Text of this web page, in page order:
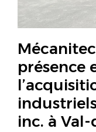
présence
inc. à Val-